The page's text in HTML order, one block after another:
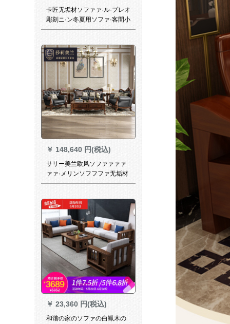
卡匠无垢材ソファァ·ル·プレオ
彫刻ニ·ン冬夏用ソファ·客間小
部屋型3人挂け家具1+1+3+大
￥ 148,640 円(税込)
サリー美兰欧风ソファァァァ
ァァ·メリンソフフファ无垢材
ソファ雕刻本皮ソファ大中小
ァ1人挂け位置+1人挂け位置
+3人挂け位置
￥ 23,360 円(税込)
和谐の家のソファの白蝋木の